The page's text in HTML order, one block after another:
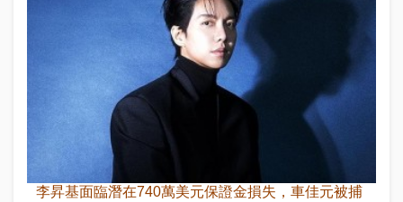
李昇基面臨潛在740萬美元保證金損失，車佳元被捕